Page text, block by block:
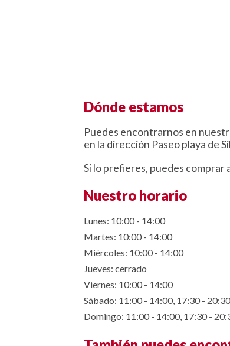
Dónde estamos
Puedes encontrarnos en
en la dirección Paseo playa de
Si lo prefieres, puedes comprar
Nuestro horario
Lunes: 10:00 - 14:00
Martes: 10:00 - 14:00
Miércoles: 10:00 - 14:00
Jueves: cerrado
Viernes: 10:00 - 14:00
Sábado: 11:00 - 14:00, 17:30 - 20:30
Domingo: 11:00 - 14:00, 17:30 -